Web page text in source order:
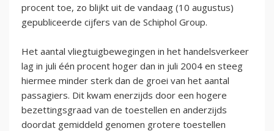
procent toe, zo blijkt uit de vandaag (10 augustus)
gepubliceerde cijfers van de Schiphol Group.
Het aantal vliegtuigbewegingen in het handelsverkeer
lag in juli één procent hoger dan in juli 2004 en steeg
hiermee minder sterk dan de groei van het aantal
passagiers. Dit kwam enerzijds door een hogere
bezettingsgraad van de toestellen en anderzijds
doordat gemiddeld genomen grotere toestellen